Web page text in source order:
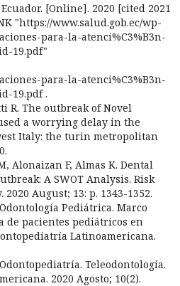
[Online]. 2020 [cited 2021
"https://www.salud.gob.ec/wp-
para-la-atenci%C3%B3n-
19.pdf"
para-la-atenci%C3%B3n-
19.pdf .
R. The outbreak of Novel
a worrying delay in the
Italy: the turin metropolitan
Alonaizan F, Almas K. Dental
A SWOT Analysis. Risk
August; 13: p. 1343-1352.
Pediátrica. Marco
de pacientes pediátricos en
Latinoamericana.
Teleodontología.
2020 Agosto; 10(2).